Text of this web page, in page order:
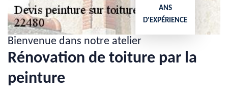
ANS
D'EXPÉRIENCE
Bienvenue dans notre atelier
Rénovation de toiture par la
peinture